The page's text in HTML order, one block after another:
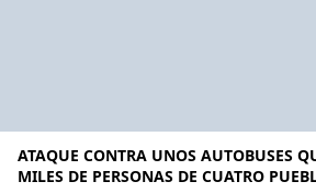
ATAQUE CONTRA UNOS AUTOBUSES
MILES DE PERSONAS DE CUATRO